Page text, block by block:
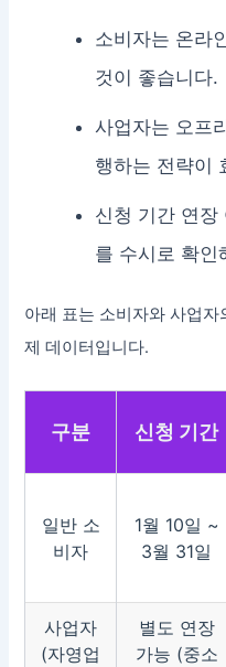
소비자는 온라
것이 좋습니다.
사업자는 오프
행하는 전략이
신청 기간 연장
를 수시로 확인
아래 표는 소비자와 사업
제 데이터입니다.
구분 신청 기간
일반 소
비자
1월 10일 ~
3월 31일
사업자
(자영업
별도 연장
가능 (중소